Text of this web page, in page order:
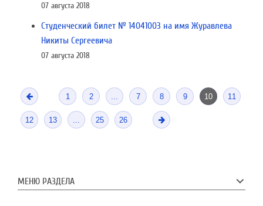
07 августа 2018
Студенческий билет № 14041003 на имя Журавлева
Никиты Сергеевича
07 августа 2018
1 2 7 8 9 10 11
12 13 25 26
МЕНЮ РАЗДЕЛА